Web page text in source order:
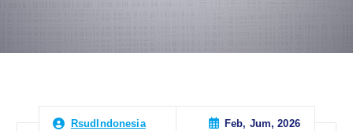
RsudIndonesia Feb, Jum, 2026